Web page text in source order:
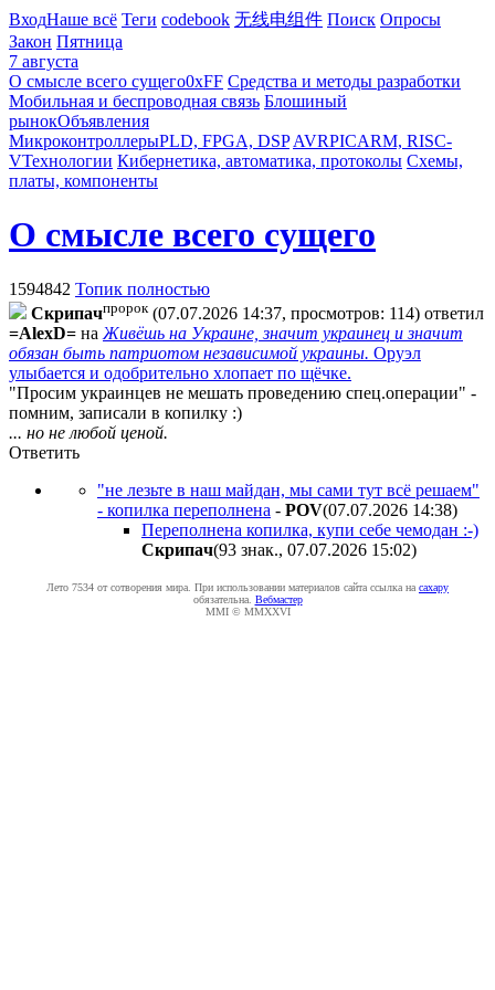
ВходНаше всё Теги codebook 无线电组件 Поиск Опросы
Закон Пятница
7 августа
О смысле всего сущего0xFF Средства и методы разработки
Мобильная и беспроводная связь Блошиный
рынокОбъявления
МикроконтроллерыPLD, FPGA, DSP AVRPICARM, RISC-
VТехнологии Кибернетика, автоматика, протоколы Схемы,
платы, компоненты
О смысле всего сущего
1594842 Топик полностью
Cкpипaчпророк (07.07.2026 14:37, просмотров: 114) ответил
=AlexD= на Живёшь на Украине, значит украинец и значит
обязан быть патриотом независимой украины. Оруэл
улыбается и одобрительно хлопает по щёчке.
"Просим украинцев не мешать проведению спец.операции" -
помним, записали в копилку :)
... но не любой ценой.
Ответить
"не лезьте в наш майдан, мы сами тут всё решаем"
- копилка переполнена - POV(07.07.2026 14:38)
Переполнена копилка, купи себе чемодан :-)
Cкpипaч(93 знак., 07.07.2026 15:02)
Лето 7534 от сотворения мира. При использовании материалов сайта ссылка на caxapу
обязательна. Вебмастер
MMI © MMXXVI